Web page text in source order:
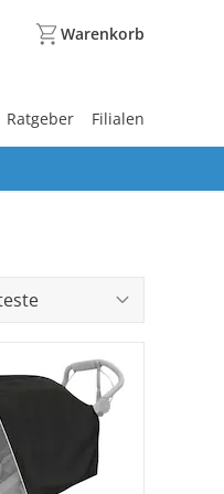
Warenkorb
Ratgeber Filialen